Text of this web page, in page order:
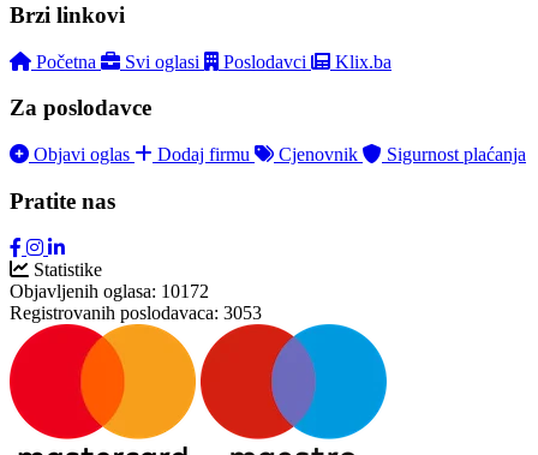
Brzi linkovi
Početna Svi oglasi Poslodavci Klix.ba
Za poslodavce
Objavi oglas Dodaj firmu Cjenovnik Sigurnost plaćanja
Pratite nas
Statistike
Objavljenih oglasa: 10172
Registrovanih poslodavaca: 3053